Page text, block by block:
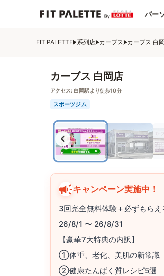
パー
FIT PALETTE 系列店 カーブス カーブス 白
カーブス 白岡店
アクセス: 白岡駅より徒歩10分
スポーツジム
キャンペーン実施中！
3回完全無料体験＋必ずもら
26/8/1 〜 26/8/31
【豪華7大特典の内訳】
①体重、老化、美肌の新常識
②健康たんぱく質レシピ5選